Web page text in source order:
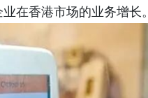
在香港市场的业务增长。